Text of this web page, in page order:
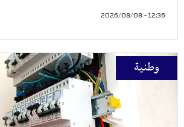
12:36 - 2026/08/08
وطنية